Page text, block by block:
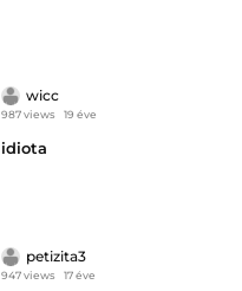
wicc
987 views 19 éve
idiota
petizita3
947 views 17 éve